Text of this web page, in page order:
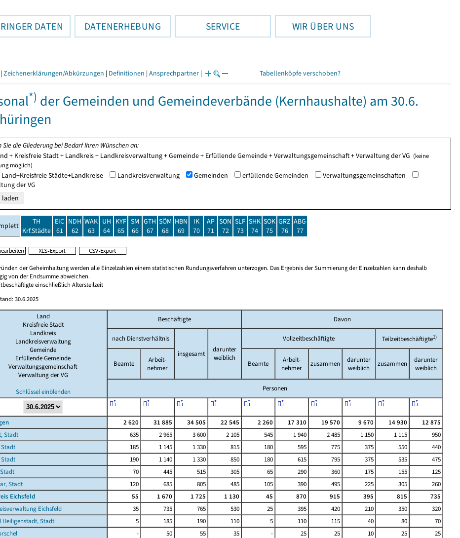
DATEN DATENERHEBUNG SERVICE WIR ÜBER UNS
| Zeichenerklärungen/Abkürzungen | Definitionen | Ansprechpartner | Tabellenköpfe verschoben?
*) der Gemeinden und Gemeindeverbände (Kernhaushalte) am 30.6.
Sie die Gliederung bei Bedarf Ihren Wünschen an:
+ Kreisfreie Stadt + Landkreis + Landkreisverwaltung + Gemeinde + Erfüllende Gemeinde + Verwaltungsgemeinschaft + Verwaltung der VG (keine
möglich)
Land+Kreisfreie Städte+Landkreise Landkreisverwaltung Gemeinden erfüllende Gemeinden
Verwaltungsgemeinschaften
der VG
TH
Krf.Städte
EIC
61
NDH
62
WAK
63
UH
64
KYF
65
SM
66
GTH
67
SÖM
68
HBN
69
IK
70
AP
71
SON
72
SLF
73
SHK
74
SOK
75
GRZ
76
ABG
77
der Geheimhaltung werden alle Einzelzahlen einem statistischen Rundungsverfahren unterzogen. Das Ergebnis der Summierung der Einzelzahlen kann deshalb
von der Endsumme abweichen.
einschließlich Altersteilzeit
30.6.2025
Land
Kreisfreie Stadt
Landkreis
Landkreisverwaltung
Gemeinde
Erfüllende Gemeinde
Verwaltungsgemeinschaft
Verwaltung der VG
Schlüssel einblenden
Beschäftigte Davon
nach Dienstverhältnis
insgesamt
darunter
weiblich
Vollzeitbeschäftigte Teilzeitbeschäftigte1)
Beamte
Arbeit-
nehmer
Beamte
Arbeit-
nehmer
zusammen
darunter
weiblich
zusammen
darunter
weiblich
Personen
2 620 31 885 34 505 22 545 2 260 17 310 19 570 9 670 14 930
12 875
Stadt
635 2 965 3 600 2 105 545 1 940 2 485 1 150 1 115
950
185 1 145 1 330 815 180 595 775 375 550
440
190 1 140 1 330 850 180 615 795 375 535
475
70 445 515 305 65 290 360 175 155
125
Stadt
120 685 805 485 105 390 495 225 305
260
Eichsfeld
55 1 670 1 725 1 130 45 870 915 395 815
735
Eichsfeld
35 735 765 530 25 395 420 210 350
320
Heiligenstadt, Stadt
5 185 190 110 5 110 115 40 80
70
- 50 55 35 - 25 25 10 25
25